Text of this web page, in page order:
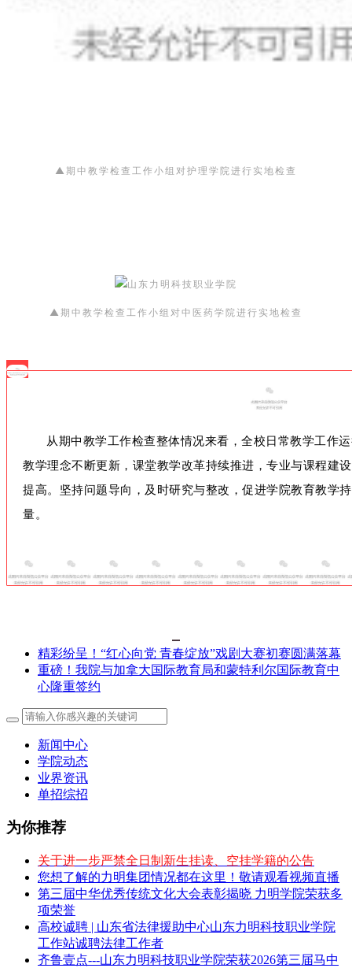
▲ 期中教学检查工作小组对护理学院进行实地检查
▲ 期中教学检查工作小组对中医药学院进行实地检查
从期中教学工作检查整体情况来看，全校日常教学工作
教学理念不断更新，课堂教学改革持续推进，专业与课程建
提高。坚持问题导向，及时研究与整改， 促进学院教育教学
量。
精彩纷呈！“红心向党 青春绽放”戏剧大赛初赛圆满落幕
重磅！我院与加拿大国际教育局和蒙特利尔国际教育中
心隆重签约
新闻中心
学院动态
业界资讯
单招综招
为你推荐
关于进一步严禁全日制新生挂读、空挂学籍的公告
您想了解的力明集团情况都在这里！敬请观看视频直播
第三届中华优秀传统文化大会表彰揭晓 力明学院荣获多
项荣誉
高校诚聘 | 山东省法律援助中心山东力明科技职业学院
工作站诚聘法律工作者
齐鲁壹点---山东力明科技职业学院荣获2026第三届马中